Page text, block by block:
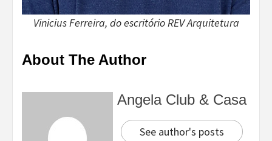
Vinicius Ferreira, do escritório REV Arquitetura
About The Author
Angela Club & Casa
See author's posts